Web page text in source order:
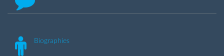
Biographies